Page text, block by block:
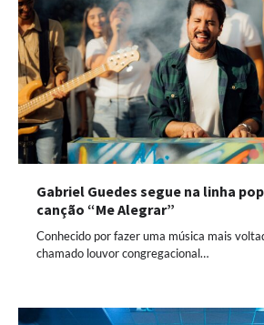
Gabriel Guedes segue na linha
canção “Me Alegrar”
Conhecido por fazer uma música mais
chamado louvor congregacional…